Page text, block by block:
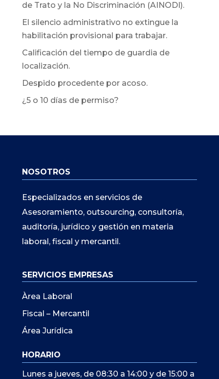
de Trato y la No Discriminación (AINODI).
El silencio administrativo no extingue la
habilitación provisional para trabajar.
Calificación del tiempo de guardia de
localización.
Despido procedente por acoso.
¿5 o 10 días de permiso?
NOSOTROS
Especializados en servicios de
Asesoramiento, outsourcing, consultoría,
auditoría, jurídico y gestión en materia
laboral, fiscal y mercantil.
SERVICIOS EMPRESAS
Àrea Laboral
Fiscal – Mercantil
Área Jurídica
HORARIO
Lunes a jueves, de 08:30 a 14:00 y de 15:00 a